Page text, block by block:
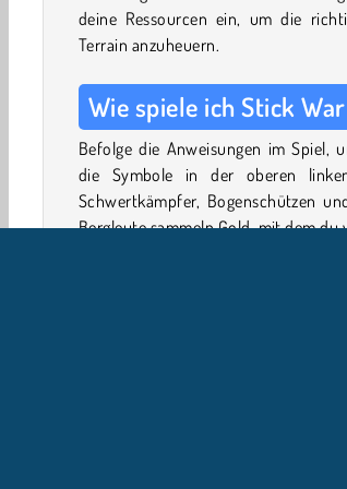
deine Ressourcen ein, um die
Terrain anzuheuern.
Wie spiele ich Stick War
Befolge die Anweisungen im Spiel,
die Symbole in der oberen
Schwertkämpfer, Bogenschützen
Bergleute sammeln Gold, mit dem du